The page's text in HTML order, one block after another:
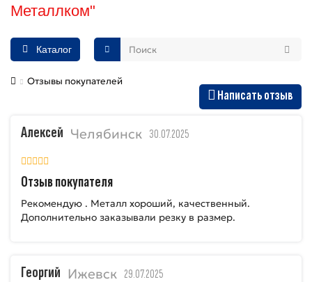
Каталог
Отзывы покупателей
Написать отзыв
Алексей Челябинск 30.07.2025
Отзыв покупателя
Рекомендую . Металл хороший, качественный.
Дополнительно заказывали резку в размер.
Георгий Ижевск 29.07.2025